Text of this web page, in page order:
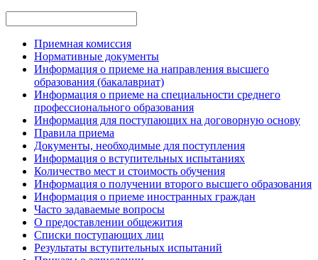
Приемная комиссия
Нормативные документы
Информация о приеме на направления высшего
образования (бакалавриат)
Информация о приеме на специальности среднего
профессионального образования
Информация для поступающих на договорную основу
Правила приема
Документы, необходимые для поступления
Информация о вступительных испытаниях
Количество мест и стоимость обучения
Информация о получении второго высшего образования
Информация о приеме иностранных граждан
Часто задаваемые вопросы
О предоставлении общежития
Списки поступающих лиц
Результаты вступительных испытаний